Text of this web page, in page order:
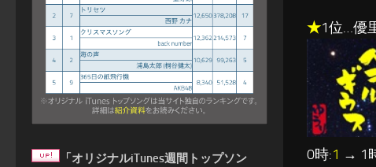
★1位…優
0時:1 → 1
「オリジナルiTunes週間トップソン